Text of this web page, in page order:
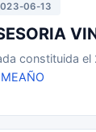
06-13
constituida
MEAÑO